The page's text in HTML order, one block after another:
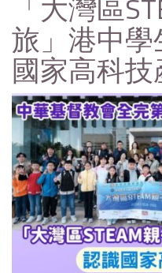
旅」港中
國家高科